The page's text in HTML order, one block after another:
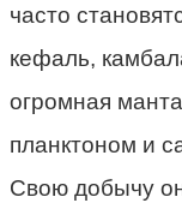
часто
кефаль,
огромная
планктоном и
Свою добычу